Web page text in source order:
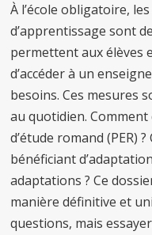
À l’école obligatoire,
d’apprentissage sont
permettent aux élèves
d’accéder à un
besoins. Ces mesures
au quotidien. Comment
d’étude romand (PER)
bénéficiant
adaptations ? Ce
manière définitive et
questions, mais